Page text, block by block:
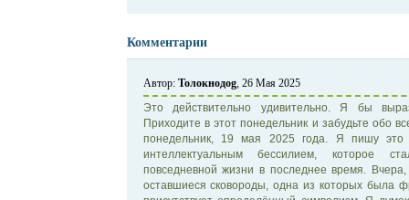
Комментарии
Автор: Толокнодоg, 26 Мая 2025
Это действительно удивительно. Я бы
Приходите в этот понедельник и забудьте обо
понедельник, 19 мая 2025 года. Я пишу это
интеллектуальным бессилием, которое
повседневной жизни в последнее время.
оставшиеся сковороды, одна из которых была